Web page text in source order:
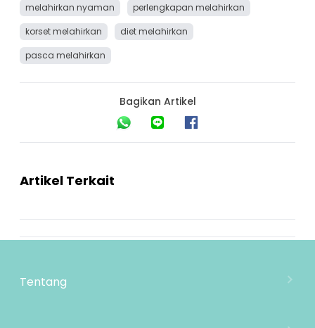
melahirkan nyaman
perlengkapan melahirkan
korset melahirkan
diet melahirkan
pasca melahirkan
Bagikan Artikel
Artikel Terkait
Tentang